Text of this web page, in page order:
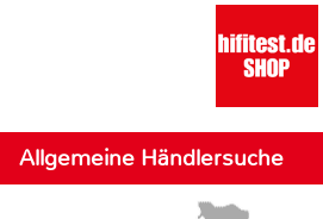
Allgemeine Händlersuche